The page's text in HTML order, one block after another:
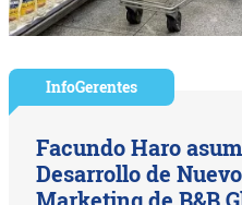
InfoGerentes
Facundo Haro
Desarrollo de